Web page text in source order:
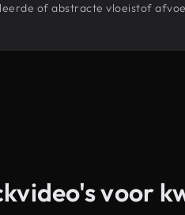
of abstracte vloeistof
voor